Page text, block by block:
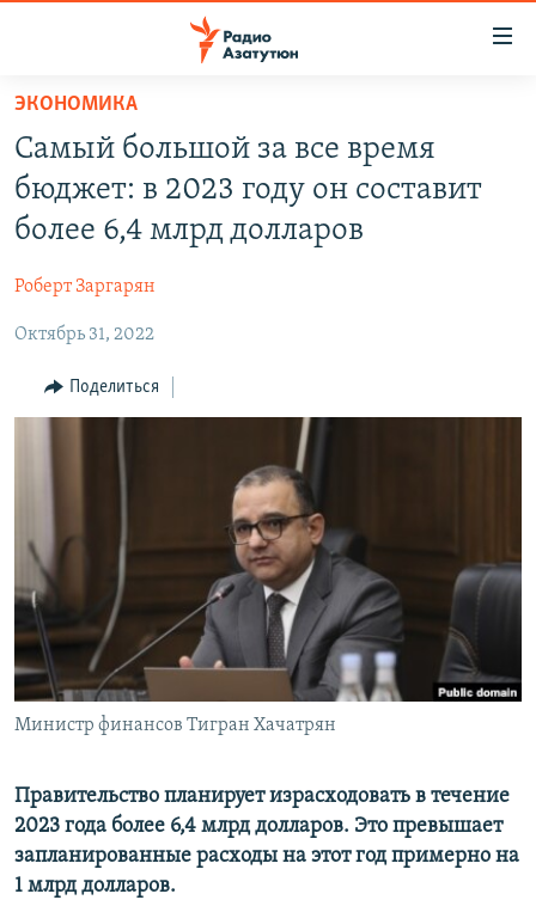
Перейти
основному
содержанию
Перейти
основной
навигации
Перейти
поиску
НОВОСТИ
ПОЛИТИКА
ЭКОНОМИКА
РЕГИОН
НАГОРНЫЙ КАРАБАХ
Հայերեն
English
Русский
Все сайты Радио Азатутюн
ЭКОНОМИКА
Самый большой за все время
бюджет: в 2023 году он составит
более 6,4 млрд долларов
Роберт Заргарян
Октябрь 31, 2022
Поделиться
Министр финансов Тигран Хачатрян
Правительство планирует израсходовать в течение
2023 года более 6,4 млрд долларов. Это превышает
запланированные расходы на этот год примерно на
1 млрд долларов.